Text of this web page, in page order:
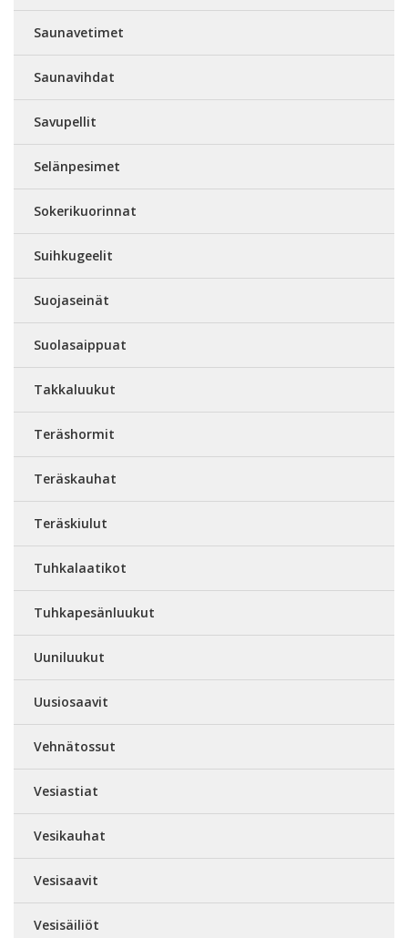
Saunavetimet
Saunavihdat
Savupellit
Selänpesimet
Sokerikuorinnat
Suihkugeelit
Suojaseinät
Suolasaippuat
Takkaluukut
Teräshormit
Teräskauhat
Teräskiulut
Tuhkalaatikot
Tuhkapesänluukut
Uuniluukut
Uusiosaavit
Vehnätossut
Vesiastiat
Vesikauhat
Vesisaavit
Vesisäiliöt